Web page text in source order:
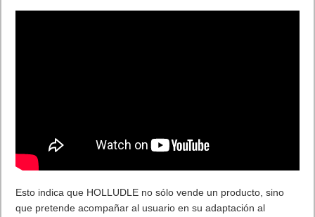
Esto indica que HOLLUDLE no sólo vende un producto, sino
que pretende acompañar al usuario en su adaptación al